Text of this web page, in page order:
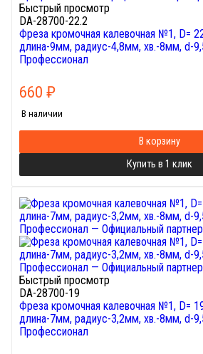
Быстрый просмотр
DA-28700-22.2
Фреза кромочная калевочная №1, D=
длина-9мм, радиус-4,8мм, хв.-8мм, d-
Профессионал
660 ₽
В наличии
В корзину
Купить в 1 клик
Быстрый просмотр
DA-28700-19
Фреза кромочная калевочная №1, D=
длина-7мм, радиус-3,2мм, хв.-8мм, d-
Профессионал